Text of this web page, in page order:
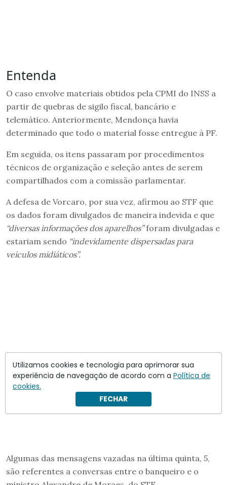
Entenda
O caso envolve materiais obtidos pela CPMI do INSS a
partir de quebras de sigilo fiscal, bancário e
telemático. Anteriormente, Mendonça havia
determinado que todo o material fosse entregue à PF.
Em seguida, os itens passaram por procedimentos
técnicos de organização e seleção antes de serem
compartilhados com a comissão parlamentar.
A defesa de Vorcaro, por sua vez, afirmou ao STF que
os dados foram divulgados de maneira indevida e que
“diversas informações dos aparelhos”foram divulgadas e
estariam sendo “indevidamente dispersadas para
veículos midiáticos”.
Algumas das mensagens vazadas na última quinta, 5,
são referentes a conversas entre o banqueiro e o
Utilizamos cookies e tecnologia para aprimorar sua
experiência de navegação de acordo com a Política de
cookies.
FECHAR